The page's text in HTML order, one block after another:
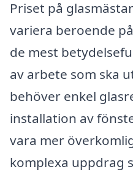
Priset på
variera beroende
de mest
av arbete som ska
behöver enkel
installation av
vara mer
komplexa uppdrag